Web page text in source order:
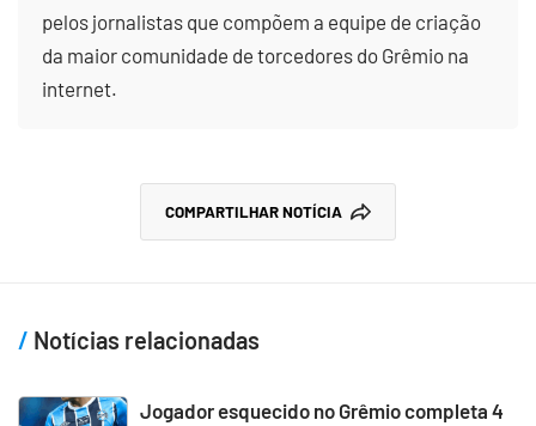
pelos jornalistas que compõem a equipe de criação
da maior comunidade de torcedores do Grêmio na
internet.
COMPARTILHAR NOTÍCIA
Notícias relacionadas
Jogador esquecido no Grêmio completa 4